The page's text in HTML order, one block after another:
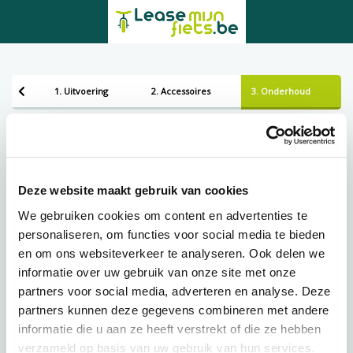
Deze website maakt gebruik van cookies
We gebruiken cookies om content en advertenties te
personaliseren, om functies voor social media te bieden
en om ons websiteverkeer te analyseren. Ook delen we
informatie over uw gebruik van onze site met onze
partners voor social media, adverteren en analyse. Deze
partners kunnen deze gegevens combineren met andere
informatie die u aan ze heeft verstrekt of die ze hebben
verzameld op basis van uw gebruik van hun services.
1. Uitvoering 2. Accessoires 3. Onderhoud
Leveren
Lening op afbetaling bij Lease-mijn-fiets.be
€118,43 p.m.